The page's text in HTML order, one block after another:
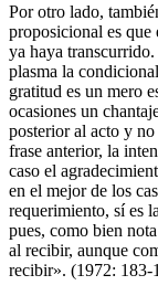
Por otro lado,
proposicional es que
ya haya
plasma la
gratitud es un mero
ocasiones un
posterior al acto y
frase anterior, la
caso el
en el mejor de los
requerimiento, sí es
pues, como bien
al recibir, aunque
recibir». (1972: 183-